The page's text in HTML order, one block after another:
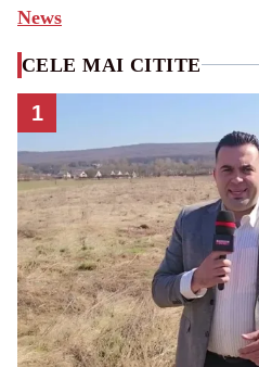
News
CELE MAI CITITE
1